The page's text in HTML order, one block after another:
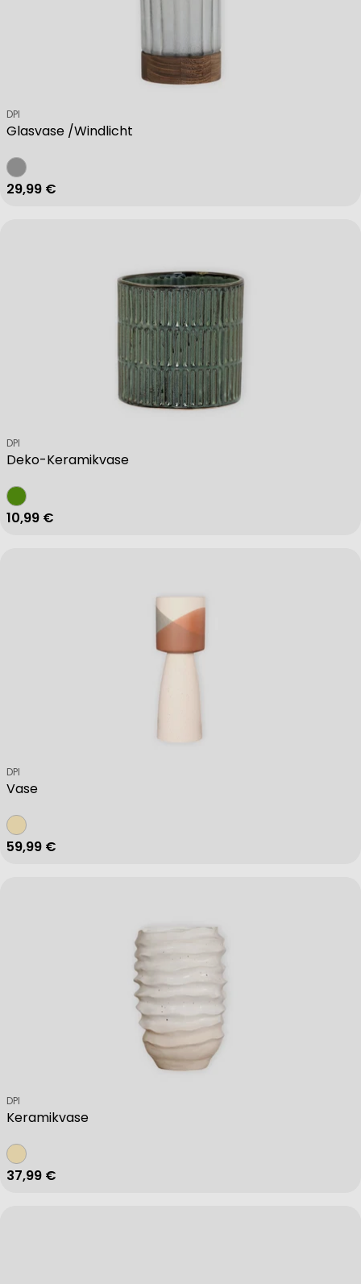
Glasvase /Windlicht
Verkäufer:
DPI
Regulärer Preis
29,99 €
Deko-Keramikvase
Verkäufer:
DPI
Regulärer Preis
10,99 €
Vase
Verkäufer:
DPI
Regulärer Preis
59,99 €
Keramikvase
Verkäufer:
DPI
Regulärer Preis
37,99 €